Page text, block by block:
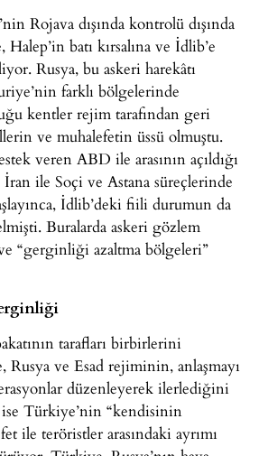
Rojava dışında kontrolü dışında
batı kırsalına ve İdlib’e
Rusya, bu askeri harekâtı
farklı bölgelerinde
kentler rejim tarafından geri
ve muhalefetin üssü olmuştu.
veren ABD ile arasının açıldığı
ile Soçi ve Astana süreçlerinde
İdlib’deki fiili durumun da
Buralarda askeri gözlem
“gerginliği azaltma bölgeleri”
tarafları birbirlerini
ve Esad rejiminin, anlaşmayı
düzenleyerek ilerlediğini
Türkiye’nin “kendisinin
ile teröristler arasındaki ayrımı